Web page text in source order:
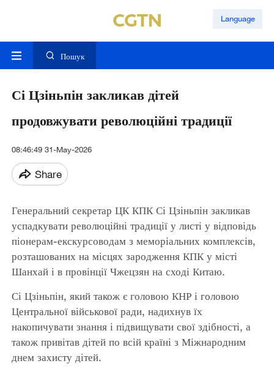
Language
Пошук
Сі Цзіньпін закликав дітей
продовжувати революційні традиції
08:46:49 31-May-2026
Share
Генеральний секретар ЦК КПК Сі Цзіньпін закликав
успадкувати революційні традиції у листі у відповідь
піонерам-екскурсоводам з меморіальних комплексів,
розташованих на місцях зародження КПК у місті
Шанхай і в провінції Чжецзян на сході Китаю.
Сі Цзіньпін, який також є головою КНР і головою
Центральної військової ради, надихнув їх
накопичувати знання і підвищувати свої здібності, а
також привітав дітей по всій країні з Міжнародним
днем ​​захисту дітей.